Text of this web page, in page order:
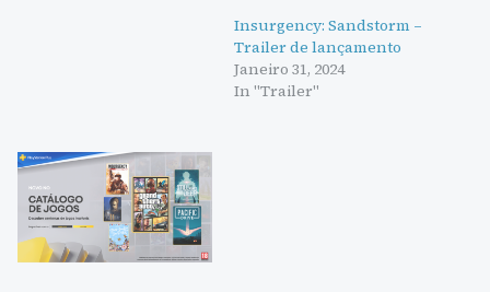
Insurgency: Sandstorm –
Trailer de lançamento
Janeiro 31, 2024
In "Trailer"